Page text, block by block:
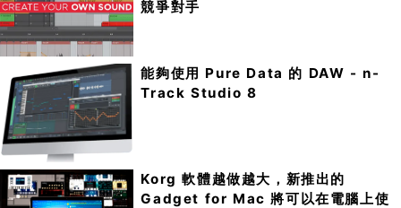
競爭對手
能夠使用 Pure Data 的 DAW - n-
Track Studio 8
Korg 軟體越做越大，新推出的
Gadget for Mac 將可以在電腦上使